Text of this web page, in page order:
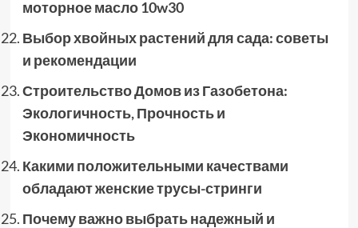
моторное масло 10w30
Выбор хвойных растений для сада: советы
и рекомендации
Строительство Домов из Газобетона:
Экологичность, Прочность и
Экономичность
Какими положительными качествами
обладают женские трусы-стринги
Почему важно выбрать надежный и